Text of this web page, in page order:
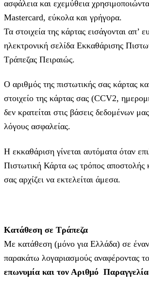
ασφάλεια και εχεμύθεια
Mastercard, εύκολα και γρήγορα.
Τα στοιχεία της κάρτας εισάγoνται απ’
ηλεκτρονική σελίδα Εκκαθάρισης
Τράπεζας Πειραιώς.
Ο αριθμός της πιστωτικής σας κάρτας
στοιχείο της κάρτας σας (CCV2,
δεν κρατείται στις βάσεις δεδομένων
λόγους ασφαλείας.
Η εκκαθάριση γίνεται αυτόματα όταν
Πιστωτική Κάρτα ως τρόπος αποστολής
σας αρχίζει να εκτελείται άμεσα.
Κατάθεση σε Τράπεζα
Με κατάθεση (μόνο για Ελλάδα) σε
παρακάτω λογαριασμούς αναφέροντας το
επωνυμία και τον Αριθμό